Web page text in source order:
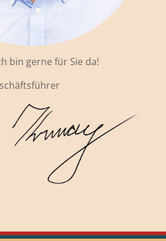
bin gerne für Sie da!